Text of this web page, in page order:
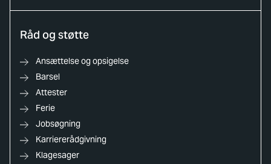
Råd og støtte
Ansættelse og opsigelse
Barsel
Attester
Ferie
Jobsøgning
Karriererådgivning
Klagesager